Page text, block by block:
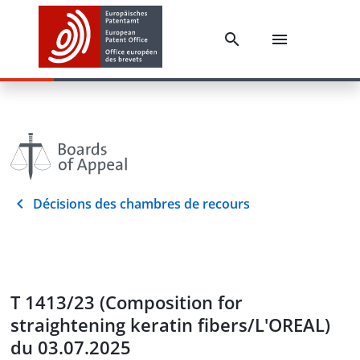
Décisions des chambres de recours
T 1413/23 (Composition for
straightening keratin fibers/L'OREAL)
du 03.07.2025